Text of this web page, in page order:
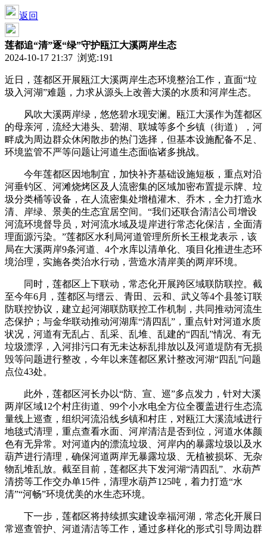
返回
莲都追“清”逐“绿”守护瓯江大溪两岸生态
2024-10-17 21:37 浏览:191
近日，莲都区开展瓯江大溪两岸生态环境整治工作，直面“垃
圾入河湖”难题，力求从源头上改善大溪的水质和河岸生态。
风吹大溪两岸绿，悠悠碧水现安澜。瓯江大溪作为莲都区
的母亲河，流经大港头、碧湖、联城等多个乡镇（街道），河
畔成为周边群众休闲散步的热门选择，但基本设施配备不足、
环境监管不严等问题让河道生态面临诸多挑战。
今年莲都区因地制宜，加快补齐基础设施短板，重点对沿
河垂钓区、河滩烧烤区及人流密集的区域加密布置提示牌、垃
圾分类桶等设备，在人流密集处增植灌木、乔木，全力打造水
清、岸绿、景美的生态宜居空间。“我们还联合清洁公司增设
河流环境督导员，对河流水域及堤岸进行常态化保洁，全面清
理面源污染。”莲都区水利局河道管理所所长王根龙表示，该
局在大溪两岸9条河道、4个水库以清单化、项目化推进生态环
境治理，实施各类治水行动，营造水清岸美的两岸环境。
同时，莲都区上下联动，常态化开展跨区域联防联控。截
至今年6月，莲都区与缙云、青田、云和、武义等4个县签订联
防联控协议，建立起河湖联防联控工作机制，共同推动河流生
态保护；与金华联动推动河湖库“清四乱”，重点针对河道水质
状况，河道有无乱占、乱采、乱堆、乱建的“四乱”情况、有无
垃圾漂浮，入河排污口有无未达标乱排放以及河道堤防有无损
毁等问题进行整改，今年以来莲都区累计整改河湖“四乱”问题
点位43处。
此外，莲都区河长办以“防、宣、巡”多点发力，针对大溪
两岸区域12个村庄街道、99个小水电全方位全覆盖进行生态流
量线上巡查，组织河流沿线乡镇和村庄，对瓯江大溪流域进行
地毯式清理，重点查看水面、河岸清洁是否到位，河道水体颜
色有无异常。对河道内的漂流垃圾、河岸内的暴露垃圾以及水
葫芦进行清理，确保河道两岸无暴露垃圾、无植被损坏、无杂
物乱堆乱放。截至目前，莲都区共下发河湖“清四乱”、水葫芦
清捞等工作交办单15件，清理水葫芦125吨，着力打造“水
清”“河畅”环境优美的水生态环境。
下一步，莲都区将持续抓实建设幸福河湖，常态化开展日
常巡查管护、河道清洁等工作，通过多样化的形式引导周边群